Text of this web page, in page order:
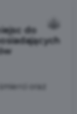
do
oraz